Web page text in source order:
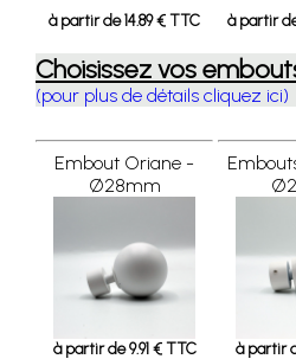
à partir de 14.89 € TTC à partir
Choisissez vos
(pour plus de détails cliquez ici)
Embout Oriane -
Ø28mm
à partir de 9.91 € TTC à partir